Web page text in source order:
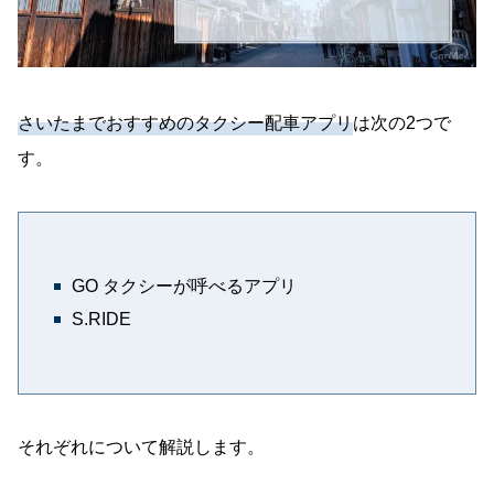
さいたまでおすすめのタクシー配車アプリは次の2つで
す。
GO タクシーが呼べるアプリ
S.RIDE
それぞれについて解説します。